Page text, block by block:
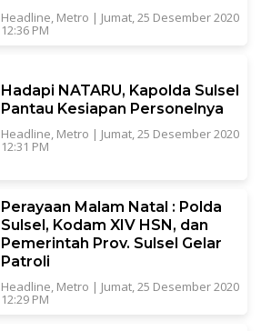
Headline, Metro | Jumat, 25 Desember 2020
12:36 PM
Hadapi NATARU, Kapolda Sulsel
Pantau Kesiapan Personelnya
Headline, Metro | Jumat, 25 Desember 2020
12:31 PM
Perayaan Malam Natal : Polda
Sulsel, Kodam XIV HSN, dan
Pemerintah Prov. Sulsel Gelar
Patroli
Headline, Metro | Jumat, 25 Desember 2020
12:29 PM